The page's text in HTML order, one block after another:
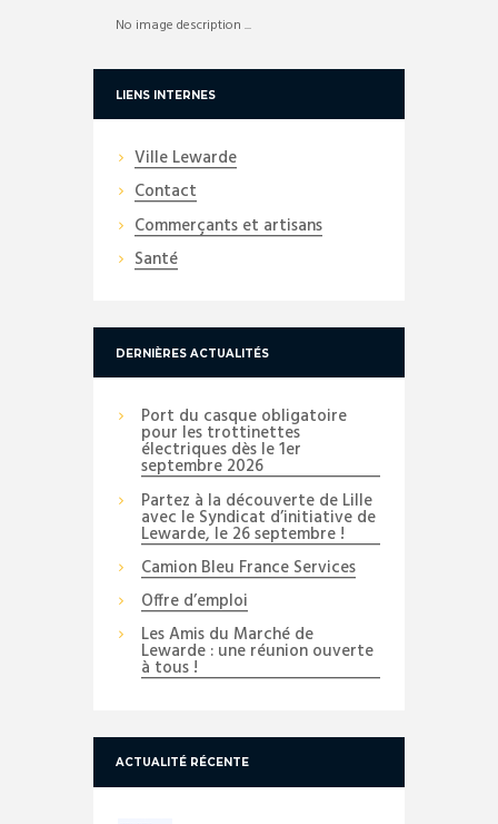
No image description ...
LIENS INTERNES
Ville Lewarde
Contact
Commerçants et artisans
Santé
DERNIÈRES ACTUALITÉS
Port du casque obligatoire
pour les trottinettes
électriques dès le 1er
septembre 2026
Partez à la découverte de Lille
avec le Syndicat d’initiative de
Lewarde, le 26 septembre !
Camion Bleu France Services
Offre d’emploi
Les Amis du Marché de
Lewarde : une réunion ouverte
à tous !
ACTUALITÉ RÉCENTE